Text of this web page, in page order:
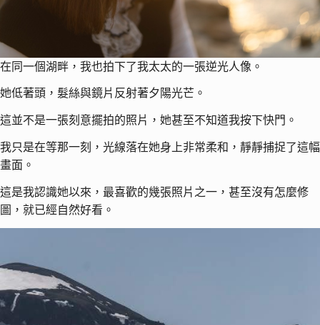
在同一個湖畔，我也拍下了我太太的一張逆光人像。
她低著頭，髮絲與鏡片反射著夕陽光芒。
這並不是一張刻意擺拍的照片，她甚至不知道我按下快門。
我只是在等那一刻，光線落在她身上非常柔和，靜靜捕捉了這幅
畫面。
這是我認識她以來，最喜歡的幾張照片之一，甚至沒有怎麼修
圖，就已經自然好看。